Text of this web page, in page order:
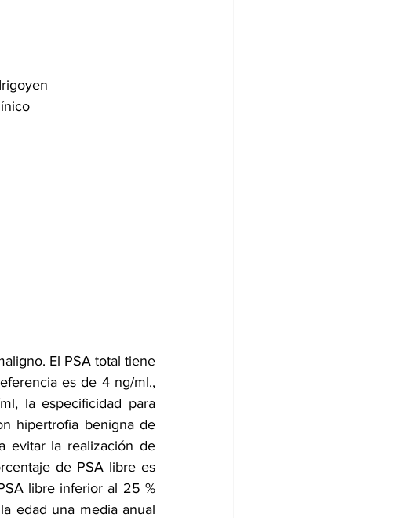
El PSA total tiene
es de 4 ng/ml.,
la especificidad para
hipertrofia benigna de
evitar la realización de
de PSA libre es
libre inferior al 25 %
edad una media anual